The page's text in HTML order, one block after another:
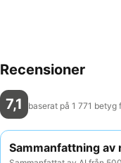
Recensioner
7,1 baserat på 1 771 betyg
Sammanfattning av